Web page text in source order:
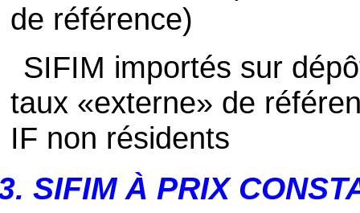
de référence)
SIFIM importés sur
taux «externe» de
IF non résidents
SIFIM À PRIX